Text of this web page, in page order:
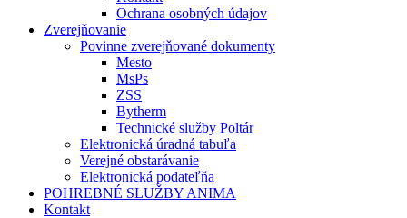
Ochrana osobných údajov
Zverejňovanie
Povinne zverejňované dokumenty
Mesto
MsPs
ZSS
Bytherm
Technické služby Poltár
Elektronická úradná tabuľa
Verejné obstarávanie
Elektronická podateľňa
POHREBNÉ SLUŽBY ANIMA
Kontakt